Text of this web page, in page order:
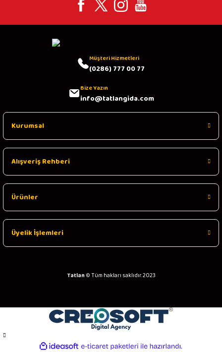
Müşteri Hizmetleri
(0286) 777 00 77
Bize Yazın
info@tatlangida.com
Kurumsal
Alışveriş Rehberi
Ürünler
Üyelik İşlemleri
Tatlan © Tüm hakları saklıdır. 2023
ideasoft
e-